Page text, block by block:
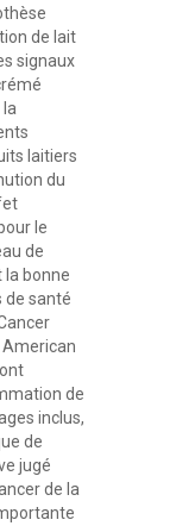
de lait
signaux
laitiers
du
le
de
bonne
de santé
American
de
inclus,
de
jugé
de la